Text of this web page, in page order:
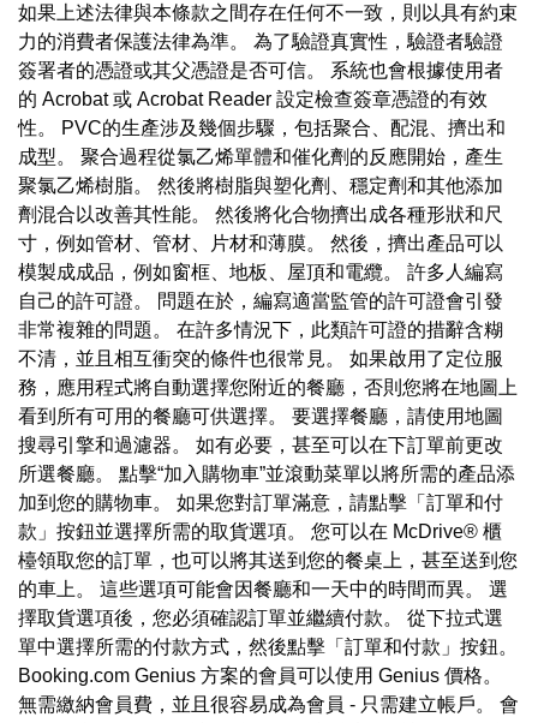
如果上述法律與本條款之間存在任何不一致，則以具有約束
力的消費者保護法律為準。 為了驗證真實性，驗證者驗證
簽署者的憑證或其父憑證是否可信。 系統也會根據使用者
的 Acrobat 或 Acrobat Reader 設定檢查簽章憑證的有效
性。 PVC的生產涉及幾個步驟，包括聚合、配混、擠出和
成型。 聚合過程從氯乙烯單體和催化劑的反應開始，產生
聚氯乙烯樹脂。 然後將樹脂與塑化劑、穩定劑和其他添加
劑混合以改善其性能。 然後將化合物擠出成各種形狀和尺
寸，例如管材、管材、片材和薄膜。 然後，擠出產品可以
模製成成品，例如窗框、地板、屋頂和電纜。 許多人編寫
自己的許可證。 問題在於，編寫適當監管的許可證會引發
非常複雜的問題。 在許多情況下，此類許可證的措辭含糊
不清，並且相互衝突的條件也很常見。 如果啟用了定位服
務，應用程式將自動選擇您附近的餐廳，否則您將在地圖上
看到所有可用的餐廳可供選擇。 要選擇餐廳，請使用地圖
搜尋引擎和過濾器。 如有必要，甚至可以在下訂單前更改
所選餐廳。 點擊“加入購物車”並滾動菜單以將所需的產品添
加到您的購物車。 如果您對訂單滿意，請點擊「訂單和付
款」按鈕並選擇所需的取貨選項。 您可以在 McDrive® 櫃
檯領取您的訂單，也可以將其送到您的餐桌上，甚至送到您
的車上。 這些選項可能會因餐廳和一天中的時間而異。 選
擇取貨選項後，您必須確認訂單並繼續付款。 從下拉式選
單中選擇所需的付款方式，然後點擊「訂單和付款」按鈕。
Booking.com Genius 方案的會員可以使用 Genius 價格。
無需繳納會員費，並且很容易成為會員 - 只需建立帳戶。 會